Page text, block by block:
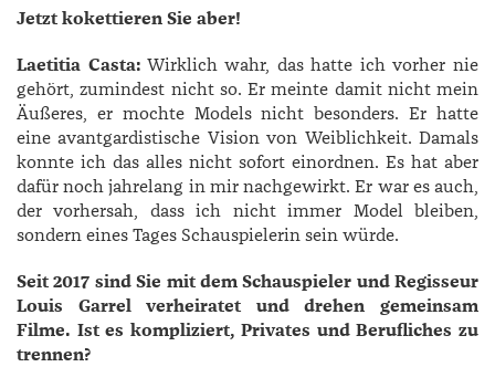
Jetzt kokettieren Sie aber!
Laetitia Casta: Wirklich wahr, das hatte ich vorher nie
gehört, zumindest nicht so. Er meinte damit nicht mein
Äußeres, er mochte Models nicht besonders. Er hatte
eine avantgardistische Vision von Weiblichkeit. Damals
konnte ich das alles nicht sofort einordnen. Es hat aber
dafür noch jahrelang in mir nachgewirkt. Er war es auch,
der vorhersah, dass ich nicht immer Model bleiben,
sondern eines Tages Schauspielerin sein würde.
Seit 2017 sind Sie mit dem Schauspieler und Regisseur
Louis Garrel verheiratet und drehen gemeinsam
Filme. Ist es kompliziert, Privates und Berufliches zu
trennen?